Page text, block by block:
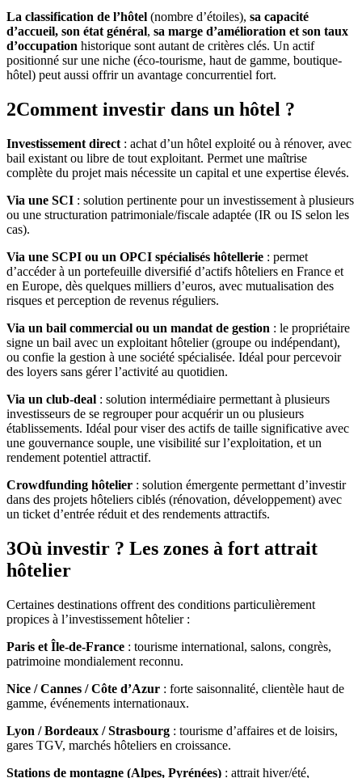
La classification de l’hôtel (nombre d’étoiles), sa capacité
d’accueil, son état général, sa marge d’amélioration et son taux
d’occupation historique sont autant de critères clés. Un actif
positionné sur une niche (éco-tourisme, haut de gamme, boutique-
hôtel) peut aussi offrir un avantage concurrentiel fort.
2Comment investir dans un hôtel ?
Investissement direct : achat d’un hôtel exploité ou à rénover, avec
bail existant ou libre de tout exploitant. Permet une maîtrise
complète du projet mais nécessite un capital et une expertise élevés.
Via une SCI : solution pertinente pour un investissement à plusieurs
ou une structuration patrimoniale/fiscale adaptée (IR ou IS selon les
cas).
Via une SCPI ou un OPCI spécialisés hôtellerie : permet
d’accéder à un portefeuille diversifié d’actifs hôteliers en France et
en Europe, dès quelques milliers d’euros, avec mutualisation des
risques et perception de revenus réguliers.
Via un bail commercial ou un mandat de gestion : le propriétaire
signe un bail avec un exploitant hôtelier (groupe ou indépendant),
ou confie la gestion à une société spécialisée. Idéal pour percevoir
des loyers sans gérer l’activité au quotidien.
Via un club-deal : solution intermédiaire permettant à plusieurs
investisseurs de se regrouper pour acquérir un ou plusieurs
établissements. Idéal pour viser des actifs de taille significative avec
une gouvernance souple, une visibilité sur l’exploitation, et un
rendement potentiel attractif.
Crowdfunding hôtelier : solution émergente permettant d’investir
dans des projets hôteliers ciblés (rénovation, développement) avec
un ticket d’entrée réduit et des rendements attractifs.
3Où investir ? Les zones à fort attrait
hôtelier
Certaines destinations offrent des conditions particulièrement
propices à l’investissement hôtelier :
Paris et Île-de-France : tourisme international, salons, congrès,
patrimoine mondialement reconnu.
Nice / Cannes / Côte d’Azur : forte saisonnalité, clientèle haut de
gamme, événements internationaux.
Lyon / Bordeaux / Strasbourg : tourisme d’affaires et de loisirs,
gares TGV, marchés hôteliers en croissance.
Stations de montagne (Alpes, Pyrénées) : attrait hiver/été,